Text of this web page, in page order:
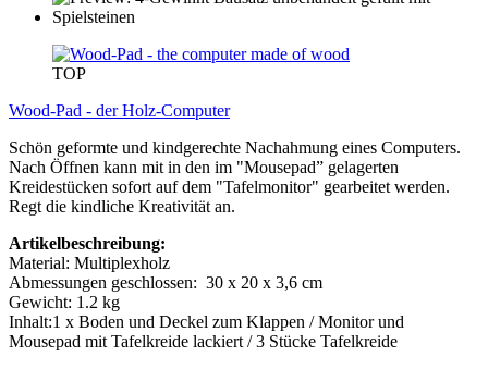
TOP
Wood-Pad - der Holz-Computer
Schön geformte und kindgerechte Nachahmung eines Computers.
Nach Öffnen kann mit in den im "Mousepad” gelagerten
Kreidestücken sofort auf dem "Tafelmonitor" gearbeitet werden.
Regt die kindliche Kreativität an.
Artikelbeschreibung:
Material: Multiplexholz
Abmessungen geschlossen: 30 x 20 x 3,6 cm
Gewicht: 1.2 kg
Inhalt:1 x Boden und Deckel zum Klappen / Monitor und
Mousepad mit Tafelkreide lackiert / 3 Stücke Tafelkreide